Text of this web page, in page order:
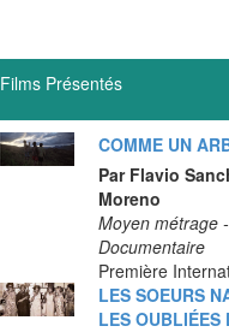
Films Présentés
COMME UN
Par Flavio
Moreno
Moyen métrage -
Documentaire
Première
LES SOEURS
LES OUBLIÉES